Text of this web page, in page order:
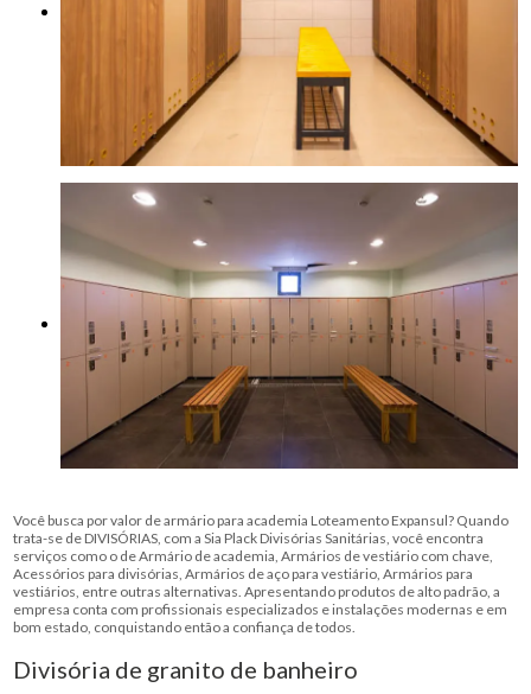
Você busca por valor de armário para academia Loteamento Expansul? Quando
trata-se de DIVISÓRIAS, com a Sia Plack Divisórias Sanitárias, você encontra
serviços como o de Armário de academia, Armários de vestiário com chave,
Acessórios para divisórias, Armários de aço para vestiário, Armários para
vestiários, entre outras alternativas. Apresentando produtos de alto padrão, a
empresa conta com profissionais especializados e instalações modernas e em
bom estado, conquistando então a confiança de todos.
Divisória de granito de banheiro